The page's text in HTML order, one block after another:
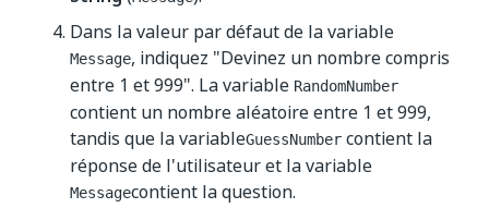
Dans la valeur par défaut de la variable
Message, indiquez "Devinez un nombre compris
entre 1 et 999". La variable RandomNumber
contient un nombre aléatoire entre 1 et 999,
tandis que la variableGuessNumber contient la
réponse de l'utilisateur et la variable
Messagecontient la question.